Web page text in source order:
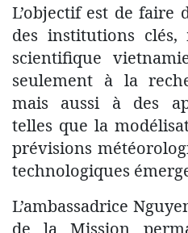
L’objectif est de faire
des institutions
scientifique
seulement à la
mais aussi à des
telles que la
prévisions
technologiques
L’ambassadrice
de la Mission